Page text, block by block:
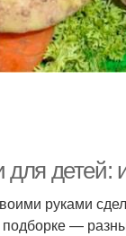
для детей:
руками
—